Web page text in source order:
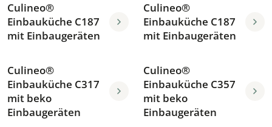
Culineo®
Einbauküche C187
mit Einbaugeräten
Culineo®
Einbauküche C187
mit Einbaugeräten
Culineo®
Einbauküche C317
mit beko
Einbaugeräten
Culineo®
Einbauküche C357
mit beko
Einbaugeräten